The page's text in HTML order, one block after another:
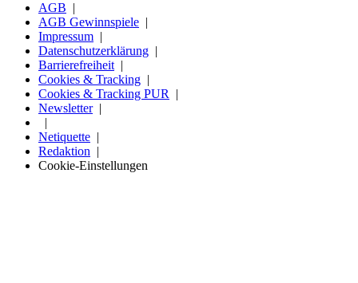
AGB
AGB Gewinnspiele
Impressum
Datenschutzerklärung
Barrierefreiheit
Cookies & Tracking
Cookies & Tracking PUR
Newsletter
Netiquette
Redaktion
Cookie-Einstellungen